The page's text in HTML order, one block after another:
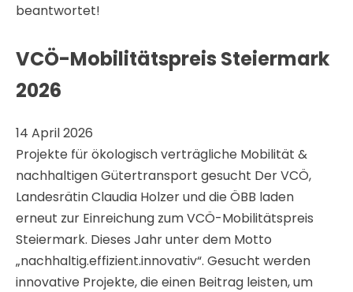
beantwortet!
VCÖ-Mobilitätspreis Steiermark
2026
14 April 2026
Projekte für ökologisch verträgliche Mobilität &
nachhaltigen Gütertransport gesucht Der VCÖ,
Landesrätin Claudia Holzer und die ÖBB laden
erneut zur Einreichung zum VCÖ-Mobilitätspreis
Steiermark. Dieses Jahr unter dem Motto
„nachhaltig.effizient.innovativ“. Gesucht werden
innovative Projekte, die einen Beitrag leisten, um